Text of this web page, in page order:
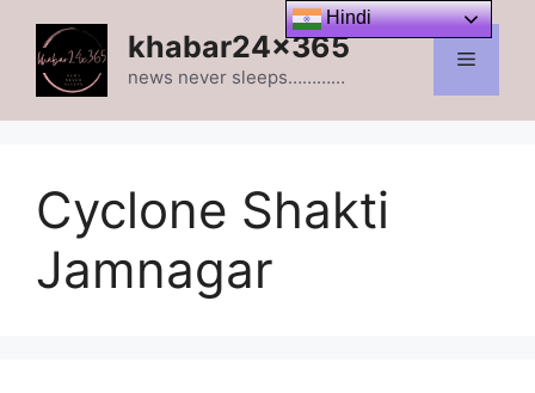
content
khabar24x365
news never sleeps…………
Menu
Cyclone Shakti
Jamnagar
Hindi